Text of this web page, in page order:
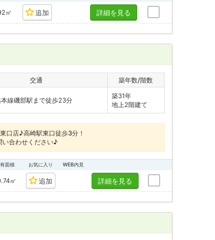
㎡ 追加 詳細を見る
交通 築年数/階数
本線磯部駅まで徒歩23分
築31年
地上2階建て
口店♪高崎駅東口徒歩3分！
い合わせください♪
面積 お気に入り WEB内見
㎡ 追加 詳細を見る